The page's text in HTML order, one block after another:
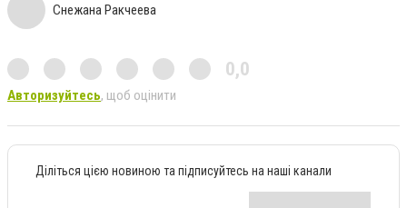
Снежана Ракчеева
0,0
Авторизуйтесь, щоб оцінити
Діліться цією новиною та підписуйтесь на наші канали